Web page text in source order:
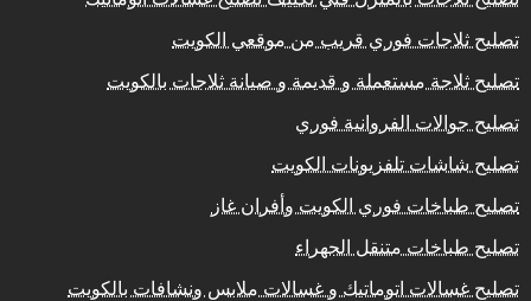
تصليح ثلاجات فوري قريب من موقعي الكويت
تصليح ثلاجة مستعملة و قديمة و صيانة ثلاجات بالكويت
تصليح جوالات الفروانية فوري
تصليح شاشات تلفزيونات الكويت
تصليح طباخات فوري الكويت وأفران غاز
تصليح طباخات متنقل الجهراء
تصليح غسالات اتوماتيك و غسالات ملابس ونشافات بالكويت